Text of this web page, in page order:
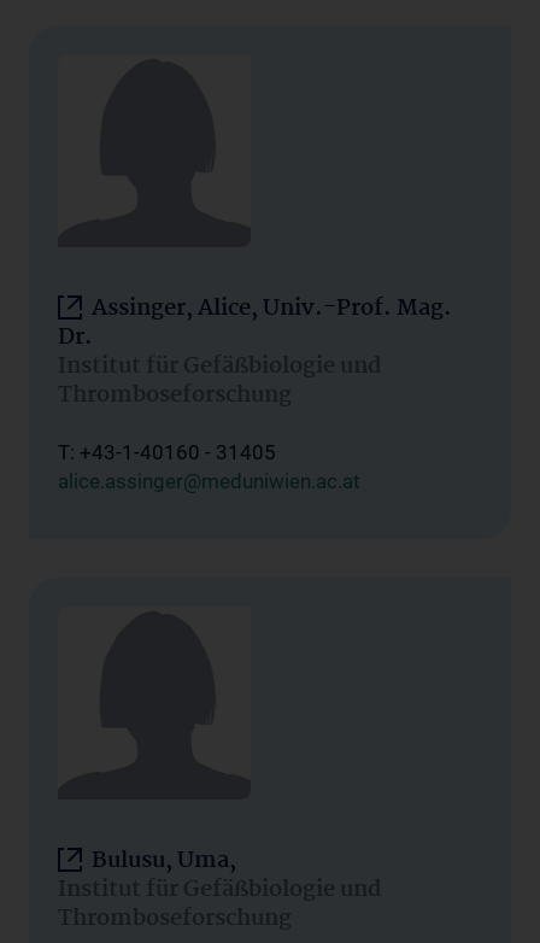
Assinger, Alice, Univ.-Prof. Mag.
Dr.
Institut für Gefäßbiologie und
Thromboseforschung
T: +43-1-40160 - 31405
alice.assinger@meduniwien.ac.at
Bulusu, Uma,
Institut für Gefäßbiologie und
Thromboseforschung